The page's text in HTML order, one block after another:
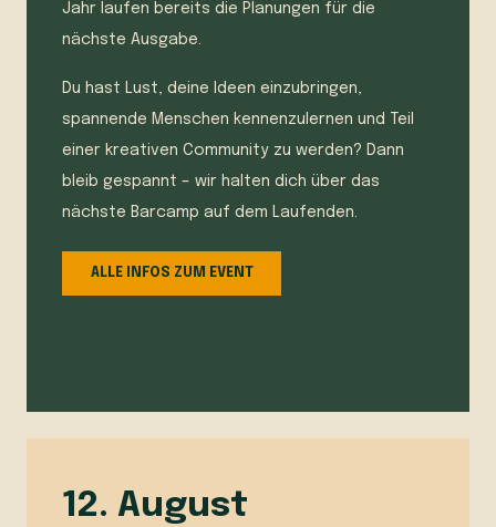
Jahr laufen bereits die Planungen für die
nächste Ausgabe.
Du hast Lust, deine Ideen einzubringen,
spannende Menschen kennenzulernen und Teil
einer kreativen Community zu werden? Dann
bleib gespannt – wir halten dich über das
nächste Barcamp auf dem Laufenden.
ALLE INFOS ZUM EVENT
12. August